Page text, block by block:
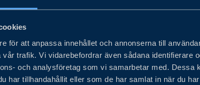
för att anpassa innehållet och annonserna till
trafik. Vi vidarebefordrar även sådana identifierare
och analysföretag som vi samarbetar med. Dessa
har tillhandahållit eller som de har samlat in när du
sjukvårdssektorn står inför ökad press att gå
Såväl bekämpning av utsläpp som
mot klimatkrisens nuvarande och